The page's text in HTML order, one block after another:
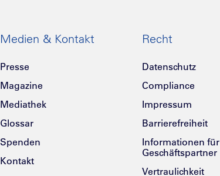
Medien & Kontakt
Presse
Magazine
Mediathek
Glossar
Spenden
Kontakt
Recht
Datenschutz
Compliance
Impressum
Barrierefreiheit
Informationen für
Geschäftspartner
Vertraulichkeit